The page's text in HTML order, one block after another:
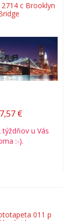
c Brooklyn
€
týždňov u Vás
:-).
011 p